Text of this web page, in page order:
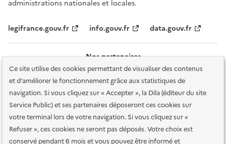
Ce site utilise des cookies permettant de visualiser des contenus
et d'améliorer le fonctionnement grâce aux statistiques de
navigation. Si vous cliquez sur « Accepter », la Dila (éditeur du site
Service Public) et ses partenaires déposeront ces cookies sur
votre terminal lors de votre navigation. Si vous cliquez sur «
Refuser », ces cookies ne seront pas déposés. Votre choix est
conservé pendant 6 mois et vous pouvez être informé et
administrations nationales et locales.
legifrance.gouv.fr info.gouv.fr data.gouv.fr
Nos partenaires
Plan du site Accessibilité : totalement conforme
Accessibilité des
services en ligne Mentions légales Données personnelles et sécurité